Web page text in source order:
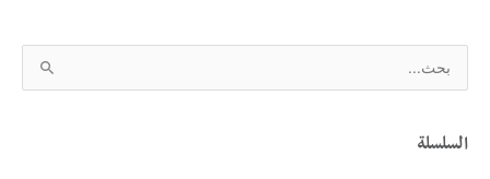
e
rالسلسلة